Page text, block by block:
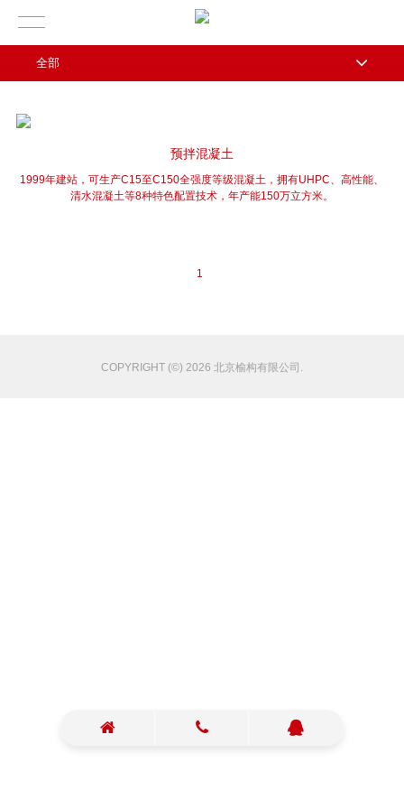
预拌混凝土
1999年建站，可生产C15至C150全强度等级混凝土，拥有UHPC、高性能、
清水混凝土等8种特色配置技术，年产能150万立方米。
1
COPYRIGHT (©) 2026 北京榆构有限公司.
全部